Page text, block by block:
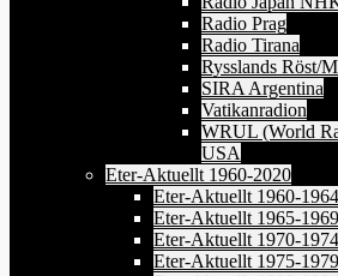
Radio Prag
Radio Tirana
Rysslands Röst/
SIRA Argentina
Vatikanradion
WRUL (World
USA
Eter-Aktuellt 1960-2020
Eter-Aktuellt 1960-1964
Eter-Aktuellt 1965-1969
Eter-Aktuellt 1970-1974
Eter-Aktuellt 1975-1979